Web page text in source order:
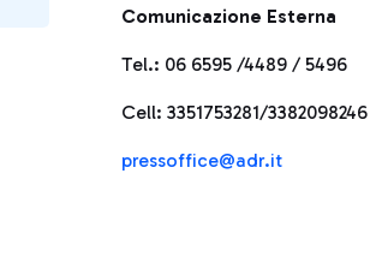
Comunicazione Esterna
Tel.: 06 6595 /4489 / 5496
Cell: 3351753281/3382098246
pressoffice@adr.it